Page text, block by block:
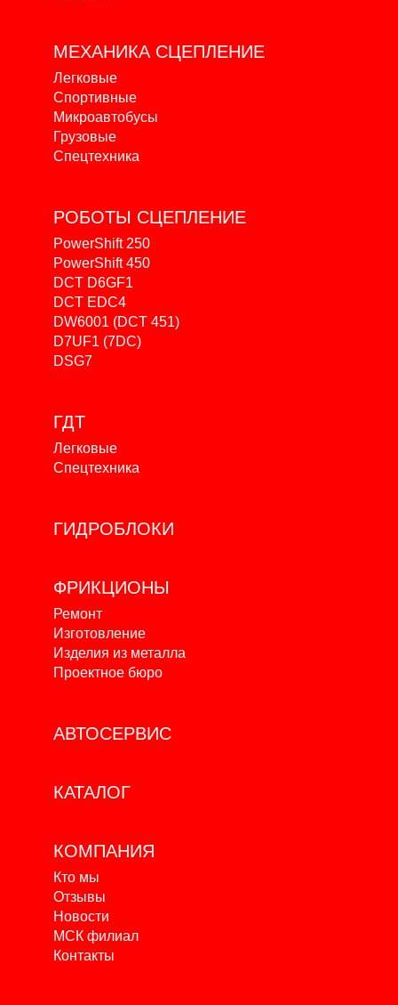
МЕХАНИКА СЦЕПЛЕНИЕ
Легковые
Спортивные
Микроавтобусы
Грузовые
Спецтехника
РОБОТЫ СЦЕПЛЕНИЕ
PowerShift 250
PowerShift 450
DCT D6GF1
DCT EDC4
DW6001 (DCT 451)
D7UF1 (7DC)
DSG7
ГДТ
Легковые
Спецтехника
ГИДРОБЛОКИ
ФРИКЦИОНЫ
Ремонт
Изготовление
Изделия из металла
Проектное бюро
АВТОСЕРВИС
КАТАЛОГ
КОМПАНИЯ
Кто мы
Отзывы
Новости
МСК филиал
Контакты